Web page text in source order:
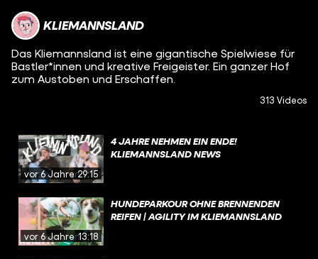
KLIEMANNSLAND
Das Kliemannsland ist eine gigantische Spielwiese für
Bastler*innen und kreative Freigeister. Ein ganzer Hof
zum Austoben und Erschaffen.
313 Videos
vor 6 Jahren29:15
4 JAHRE NEHMEN EIN ENDE!
KLIEMANNSLAND NEWS
vor 6 Jahren13:18
HUNDEPARKOUR OHNE BRENNENDEN
REIFEN | AGILITY IM KLIEMANNSLAND